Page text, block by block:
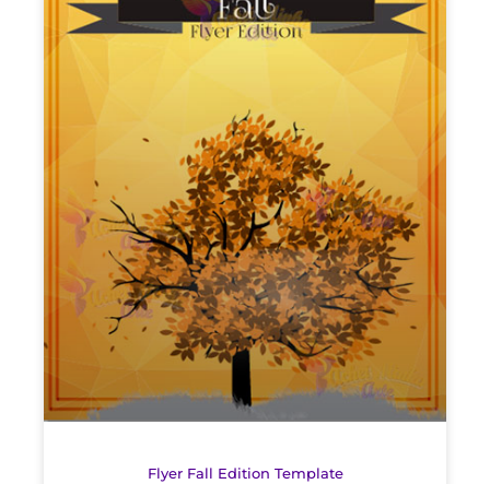
Flyer Fall Edition Template